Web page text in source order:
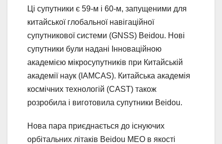
Ці супутники є 59-м і 60-м, запущеними для
китайської глобальної навігаційної
супутникової системи (GNSS) Beidou. Нові
супутники були надані Інноваційною
академією мікросупутників при Китайській
академії наук (IAMCAS). Китайська академія
космічних технологій (CAST) також
розробила і виготовила супутники Beidou.
Нова пара приєднається до існуючих
орбітальних літаків Beidou MEO в якості